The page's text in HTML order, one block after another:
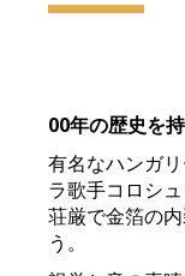
00年の歴史を
有名なハンガ
ラ歌手コロシ
荘厳で金箔の
う。